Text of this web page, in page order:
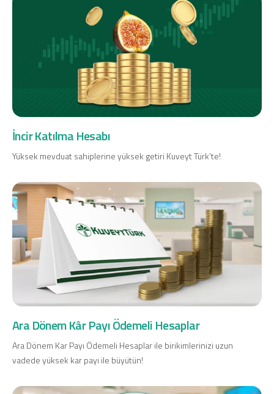
İncir Katılma Hesabı
Yüksek mevduat sahiplerine yüksek getiri Kuveyt Türk’te!
Ara Dönem Kâr Payı Ödemeli Hesaplar
Ara Dönem Kar Payı Ödemeli Hesaplar ile birikimlerinizi uzun
vadede yüksek kar payı ile büyütün!